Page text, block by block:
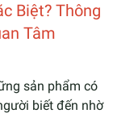
Biệt? Thông
Tâm
sản phẩm có
biết đến nhờ